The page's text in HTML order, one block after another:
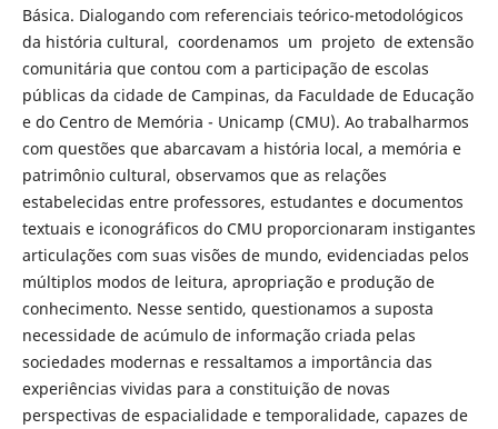
Básica. Dialogando com referenciais teórico-metodológicos
da história cultural, coordenamos um projeto de extensão
comunitária que contou com a participação de escolas
públicas da cidade de Campinas, da Faculdade de Educação
e do Centro de Memória - Unicamp (CMU). Ao trabalharmos
com questões que abarcavam a história local, a memória e
patrimônio cultural, observamos que as relações
estabelecidas entre professores, estudantes e documentos
textuais e iconográficos do CMU proporcionaram instigantes
articulações com suas visões de mundo, evidenciadas pelos
múltiplos modos de leitura, apropriação e produção de
conhecimento. Nesse sentido, questionamos a suposta
necessidade de acúmulo de informação criada pelas
sociedades modernas e ressaltamos a importância das
experiências vividas para a constituição de novas
perspectivas de espacialidade e temporalidade, capazes de